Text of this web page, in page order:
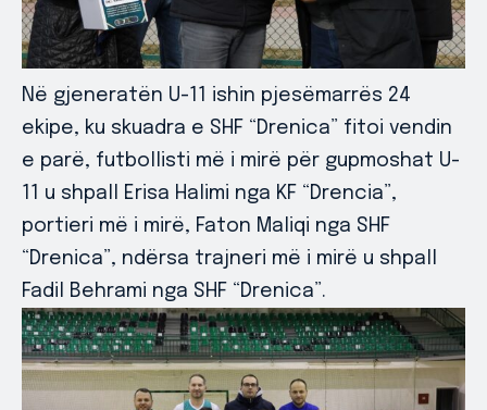
Në gjeneratën U-11 ishin pjesëmarrës 24
ekipe, ku skuadra e SHF “Drenica” fitoi vendin
e parë, futbollisti më i mirë për gupmoshat U-
11 u shpall Erisa Halimi nga KF “Drencia”,
portieri më i mirë, Faton Maliqi nga SHF
“Drenica”, ndërsa trajneri më i mirë u shpall
Fadil Behrami nga SHF “Drenica”.